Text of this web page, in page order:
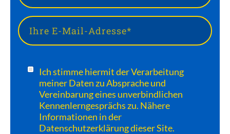
Ich stimme hiermit der Verarbeitung
meiner Daten zu Absprache und
Vereinbarung eines unverbindlichen
Kennenlerngesprächs zu. Nähere
Informationen in der
Datenschutzerklärung dieser Site.